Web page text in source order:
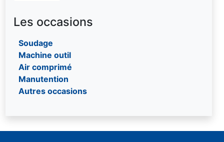
Visseuses
Palonnier
Portique
Potence
Treuil
Ronde textile multi-brins
Les occasions
Soudage
Machine outil
Air comprimé
Manutention
Autres occasions